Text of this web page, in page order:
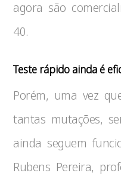
agora são
40.
Teste rápido ainda é
Porém, uma vez
tantas mutações,
ainda seguem
Rubens Pereira,